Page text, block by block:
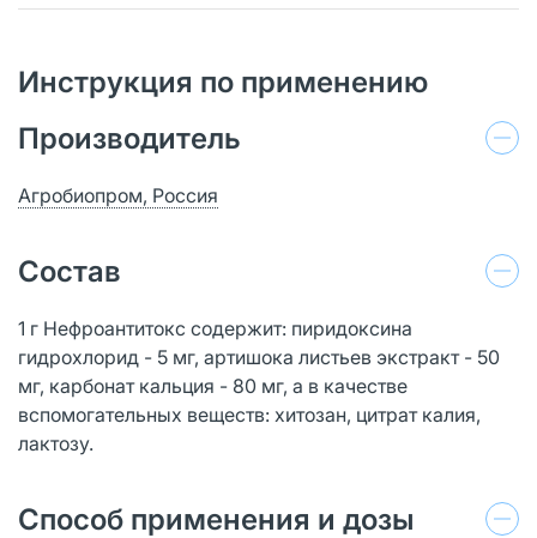
Инструкция по применению
Производитель
Агробиопром, Россия
Состав
1 г Нефроантитокс содержит: пиридоксина
гидрохлорид - 5 мг, артишока листьев экстракт - 50
мг, карбонат кальция - 80 мг, а в качестве
вспомогательных веществ: хитозан, цитрат калия,
лактозу.
Способ применения и дозы